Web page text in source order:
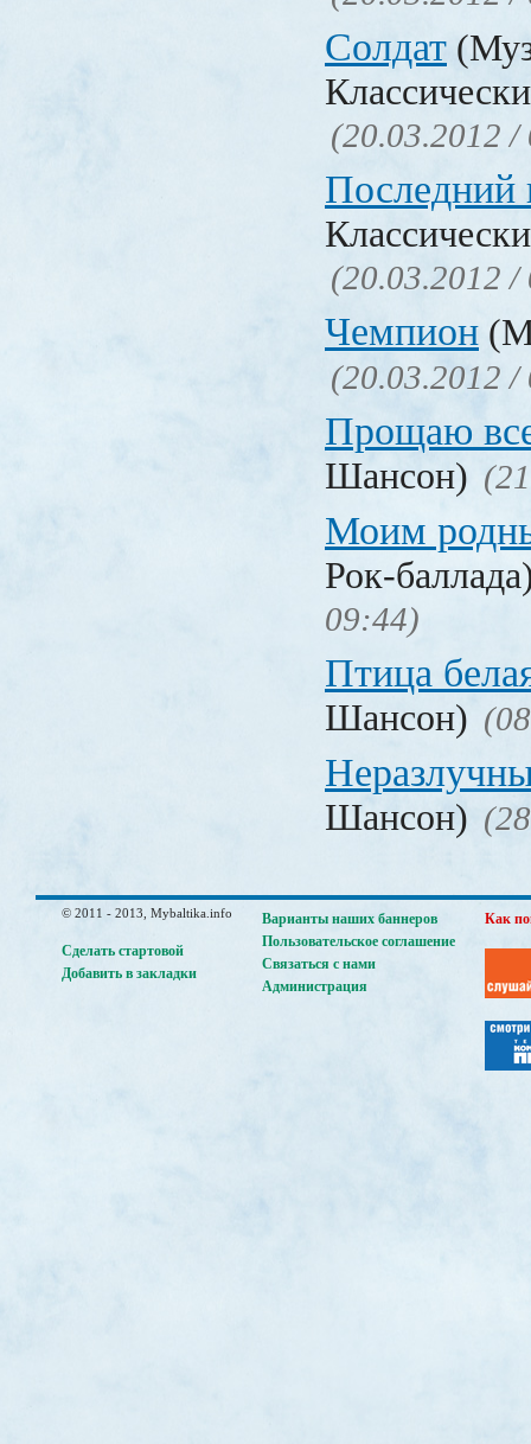
Солдат
(20.03.2012 /
Последний
(20.03.2012 /
Чемпион
(20.03.2012 /
Прощаю
Шансон)
Моим
Рок-
09:44)
Птица
Шансон)
Шансон)
© 2011 - 2013, Mybaltika.info
Сделать стартовой
Добавить в закладки
Варианты наших баннеров
Пользовательское соглашение
Связаться с нами
Администрация
Как